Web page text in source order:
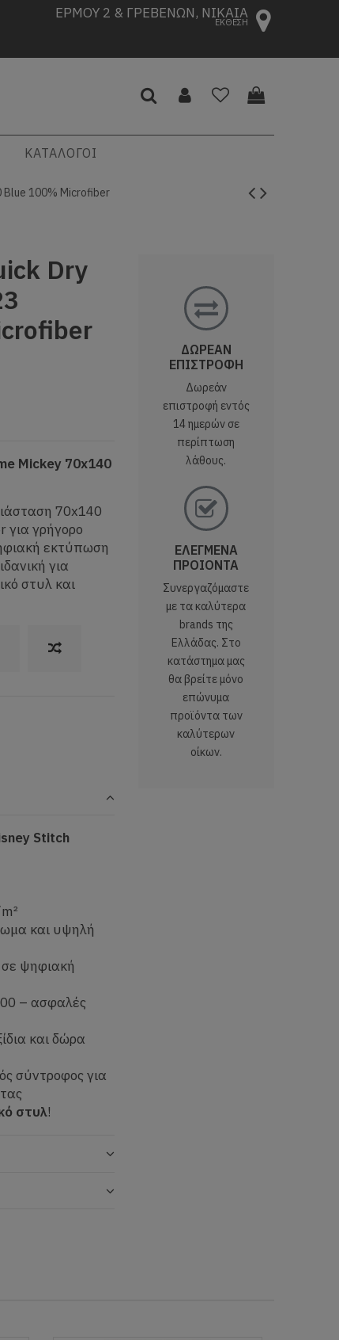
ΕΡΜΟΥ 2 & ΓΡΕΒΕΝΩΝ, ΝΙΚΑΙΑ
ΕΚΘΕΣΗ
ΚΑΤΑΛΟΓΟΙ
Blue 100% Microfiber
Dry
Mickey 70x140
70x140
γρήγορο
εκτύπωση
για
στυλ και
Stitch
και υψηλή
ψηφιακή
– ασφαλές
και δώρα
σύντροφος για
στυλ!
ΔΩΡΕΑΝ
ΕΠΙΣΤΡΟΦΗ
Δωρεάν
επιστροφή εντός
14 ημερών σε
περίπτωση
λάθους.
ΕΛΕΓΜΕΝΑ
ΠΡΟΙΟΝΤΑ
Συνεργαζόμαστε
με τα καλύτερα
brands της
Ελλάδας. Στο
κατάστημα μας
θα βρείτε μόνο
επώνυμα
προϊόντα των
καλύτερων
οίκων.